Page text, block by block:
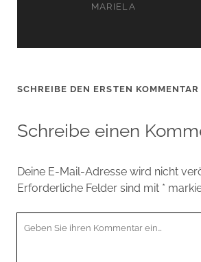
MARIELA
SCHREIBE DEN ERSTEN KOMMENTAR
Schreibe einen
Deine E-Mail-Adresse wird nicht
Erforderliche Felder sind mit *